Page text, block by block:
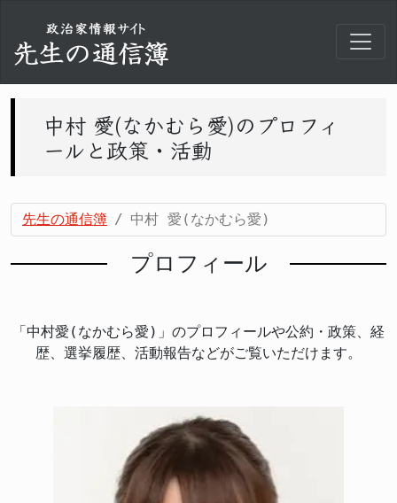
中村 愛(なかむら愛)のプロフィ
ールと政策・活動
先生の通信簿 中村 愛(なかむら愛)
プロフィール
「中村愛(なかむら愛)」のプロフィールや公約・政策、経
歴、選挙履歴、活動報告などがご覧いただけます。